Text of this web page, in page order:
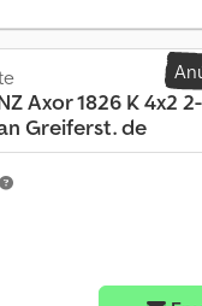
Axor 1826 K 4x2 2-
Greiferst. de